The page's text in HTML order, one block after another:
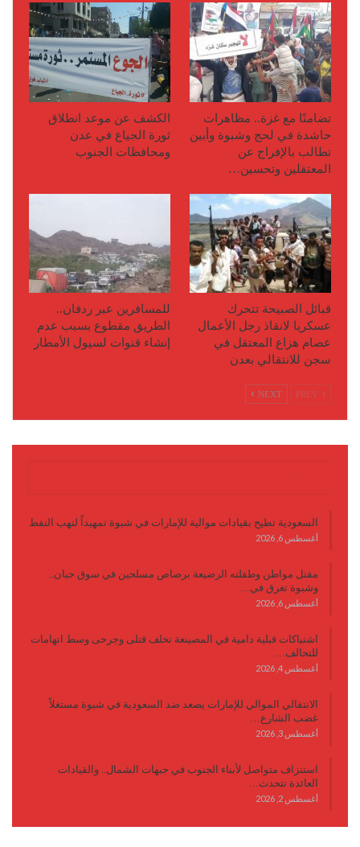
تضامنًا مع غزة.. مظاهرات
حاشدة في لحج وشبوة وأبين
تطالب بالإفراج عن
المعتقلين وتحسين…
الكشف عن موعد انطلاق
ثورة الجياع في عدن
ومحافظات الجنوب
قبائل الصبيحة تتحرك
عسكريا لانقاذ رجل الأعمال
عصام هزاع المعتقل في
سجن للانتقالي بعدن
للمسافرين عبر ردفان..
الطريق مقطوع بسبب عدم
إنشاء قنوات لسيول الأمطار
NEXT
السعودية تطيح بقيادات موالية للإمارات في شبوة تمهيداً لنهب النفط
أغسطس 6, 2026
مقتل مواطن وطفلته الرضيعة برصاص مسلحين في سوق حبان..
وشبوة تغرق في…
أغسطس 6, 2026
اشتباكات قبلية دامية في المصينعة تخلف قتلى وجرحى وسط اتهامات
للتحالف…
أغسطس 4, 2026
الانتقالي الموالي للإمارات يصعد ضد السعودية في شبوة مستغلاً
غضب الشارع…
أغسطس 3, 2026
استنزاف متواصل لأبناء الجنوب في جبهات الشمال.. والقيادات
العائدة تتحدث…
أغسطس 2, 2026